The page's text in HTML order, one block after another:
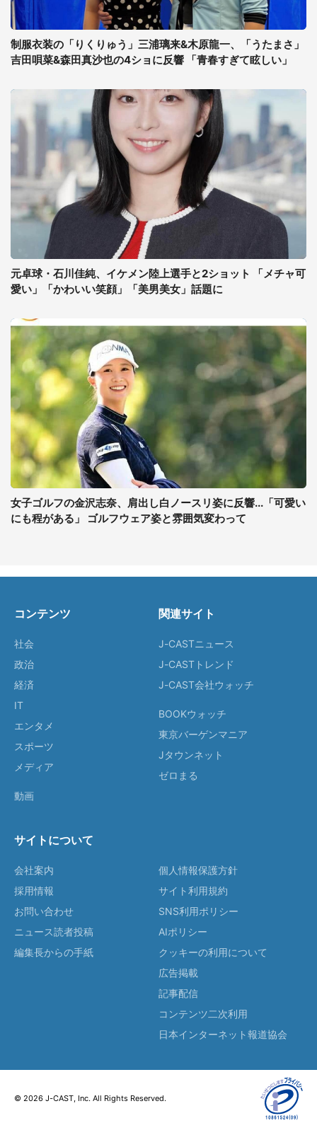
制服衣装の「りくりゅう」三浦璃来&木原龍一、「うたまさ」
吉田唄菜&森田真沙也の4ショに反響 「青春すぎて眩しい」
元卓球・石川佳純、イケメン陸上選手と2ショット 「メチャ可
愛い」「かわいい笑顔」「美男美女」話題に
女子ゴルフの金沢志奈、肩出し白ノースリ姿に反響...「可愛い
にも程がある」 ゴルフウェア姿と雰囲気変わって
コンテンツ
社会
政治
経済
IT
エンタメ
スポーツ
メディア
動画
関連サイト
J-CASTニュース
J-CASTトレンド
J-CAST会社ウォッチ
BOOKウォッチ
東京バーゲンマニア
Jタウンネット
ゼロまる
サイトについて
会社案内
採用情報
お問い合わせ
ニュース読者投稿
編集長からの手紙
個人情報保護方針
サイト利用規約
SNS利用ポリシー
AIポリシー
クッキーの利用について
広告掲載
記事配信
コンテンツ二次利用
日本インターネット報道協会
© 2026 J-CAST, Inc. All Rights Reserved.